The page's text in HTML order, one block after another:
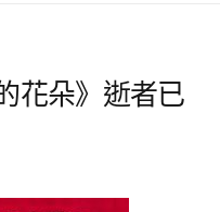
花朵》逝者已